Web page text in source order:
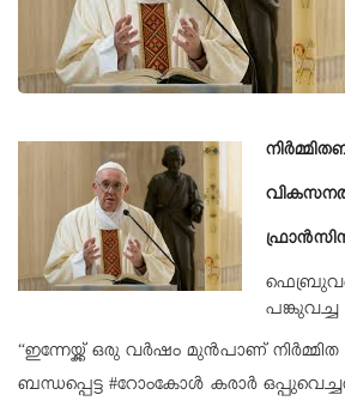
പങ്കുവച്ച
“ഇന്നേയ്ക്ക് ഒരു വർഷം മുൻപാണ്
ബന്ധപ്പെട്ട #റോംകോൾ കരാർ